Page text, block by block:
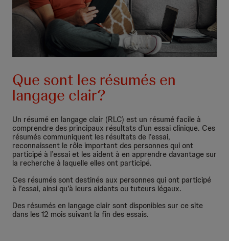
Que sont les résumés en
langage clair?
Un résumé en langage clair (RLC) est un résumé facile à
comprendre des principaux résultats d’un essai clinique. Ces
résumés communiquent les résultats de l’essai,
reconnaissent le rôle important des personnes qui ont
participé à l’essai et les aident à en apprendre davantage sur
la recherche à laquelle elles ont participé.
Ces résumés sont destinés aux personnes qui ont participé
à l’essai, ainsi qu’à leurs aidants ou tuteurs légaux.
Des résumés en langage clair sont disponibles sur ce site
dans les 12 mois suivant la fin des essais.